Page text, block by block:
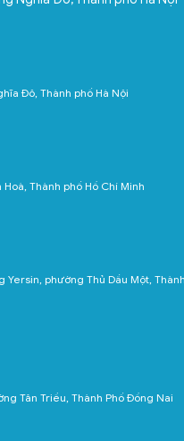
Đô, Thành phố Hà Nội
Thành phố Hồ Chí Minh
Yersin, phường Thủ Dầu Một,
Tân Triều, Thành Phố Đồng Nai